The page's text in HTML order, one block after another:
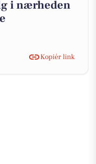
i nærheden
Kopiér link